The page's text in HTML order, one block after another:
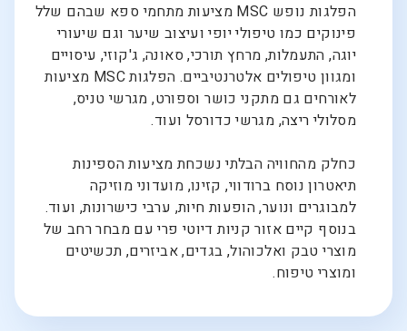
הפלגות נופש MSC מציעות מתחמי ספא שבהם שלל
פינוקים כמו טיפולי יופי ועיצוב שיער וגם שיעורי
יוגה, התעמלות, מרחץ תורכי, סאונה, ג'קוזי, עיסויים
ומגוון טיפולים אלטרנטיביים. הפלגות MSC מציעות
לאורחים גם מתקני כושר וספורט, מגרשי טניס,
מסלולי ריצה, מגרשי כדורסל ועוד.
כחלק מהחוויה הבלתי נשכחת מציעות הספינות
תיאטרון נוסח ברודווי, קזינו, מועדוני מוזיקה
למבוגרים ונוער, הופעות חיות, ערבי כישרונות, ועוד.
בנוסף קיים אזור קניות דיוטי פרי עם מבחר רחב של
מוצרי טבק ואלכוהול, בגדים, אביזרים, תכשיטים
ומוצרי טיפוח.